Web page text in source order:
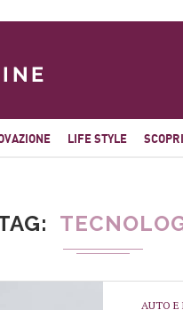
LIFE STYLE
AUTO E